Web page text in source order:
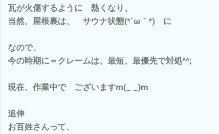
瓦が火傷するように 熱くなり、
当然、屋根裏は、 サウナ状態(*´ω｀*) に
なので、
今の時期に＝クレームは、最短、最優先で対処^^;
現在、作業中で ございますm(_ _)m
追伸
お百姓さんって、